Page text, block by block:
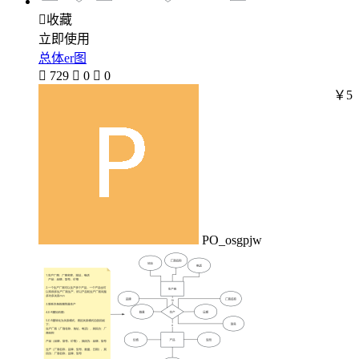
收藏
立即使用
总体er图
 729  0  0
PO_osgpjw
￥5